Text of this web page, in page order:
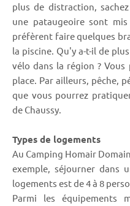
plus de distraction,
une pataugeoire sont
préfèrent faire quelques
la piscine. Qu'y a-t-il de
vélo dans la région ?
place. Par ailleurs, pêche,
que vous pourrez
de Chaussy.
Types de logements
Au Camping Homair
exemple, séjourner dans
logements est de 4 à 8
Parmi les équipements